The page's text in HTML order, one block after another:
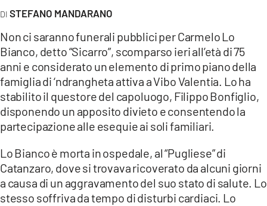
Network
LACPLAY.IT
LACTV.IT
LACONAIR.IT
LACITYMAG.IT
ILREGGINO.IT
COSENZACHANNEL.IT
STEFANO MANDARANO
Non ci saranno funerali pubblici per Carmelo Lo
Bianco, detto “Sicarro”, scomparso ieri all’età di 75
anni e considerato un elemento di primo piano della
famiglia di ‘ndrangheta attiva a Vibo Valentia. Lo ha
stabilito il questore del capoluogo, Filippo Bonfiglio,
disponendo un apposito divieto e consentendo la
partecipazione alle esequie ai soli familiari.
Lo Bianco è morta in ospedale, al “Pugliese” di
Catanzaro, dove si trovava ricoverato da alcuni giorni
a causa di un aggravamento del suo stato di salute. Lo
stesso soffriva da tempo di disturbi cardiaci. Lo